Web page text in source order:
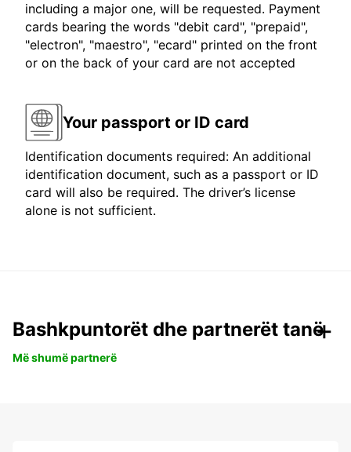
including a major one, will be requested. Payment
cards bearing the words "debit card", "prepaid",
"electron", "maestro", "ecard" printed on the front
or on the back of your card are not accepted
Your passport or ID card
Identification documents required: An additional
identification document, such as a passport or ID
card will also be required. The driver’s license
alone is not sufficient.
Bashkpuntorët dhe partnerët tanë
Më shumë partnerë